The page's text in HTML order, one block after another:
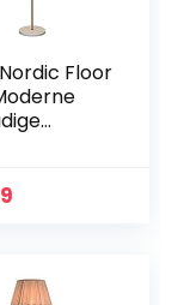
Floor